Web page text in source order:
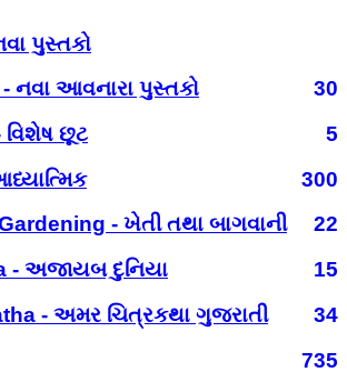
પુસ્તકો
નવા આવનારા પુસ્તકો
30
વિશેષ છૂટ
5
300
- ખેતી તથા બાગવાની
22
- અજાયબ દુનિયા
15
- અમર ચિત્રકથા ગુજરાતી
34
735